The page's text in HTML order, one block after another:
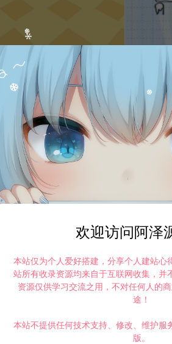
©版权免责声明
间解决！
大家不要用于商用！
欢迎访问阿泽
本站仅为个人爱好搭建，分享个人建站心
站所有收录资源均来自于互联网收集，并
资源仅供学习交流之用，不对任何人的
途！
本站不提供任何技术支持、修改、维护服
版。